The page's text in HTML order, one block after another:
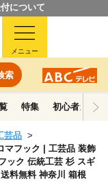
について
索
メニュー
特集 初心者ガイド
芸品
マフック | 工芸品 装飾
ック 伝統工芸 杉 スギ
料無料 神奈川 箱根